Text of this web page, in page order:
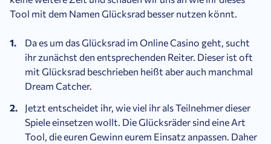
Tool mit dem Namen Glücksrad besser nutzen könnt.
Da es um das Glücksrad im Online Casino geht, sucht
ihr zunächst den entsprechenden Reiter. Dieser ist oft
mit Glücksrad beschrieben heißt aber auch manchmal
Dream Catcher.
Jetzt entscheidet ihr, wie viel ihr als Teilnehmer dieser
Spiele einsetzen wollt. Die Glücksräder sind eine Art
Tool, die euren Gewinn eurem Einsatz anpassen. Daher